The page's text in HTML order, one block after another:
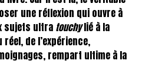
une réflexion qui ouvre à
sujets ultra touchylié à la
de l’expérience,
rempart ultime à la